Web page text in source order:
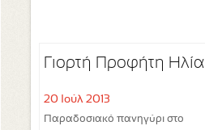
Γιορτή Προφήτη Ηλία
20 Ιούλ 2013
Παραδοσιακό πανηγύρι στο